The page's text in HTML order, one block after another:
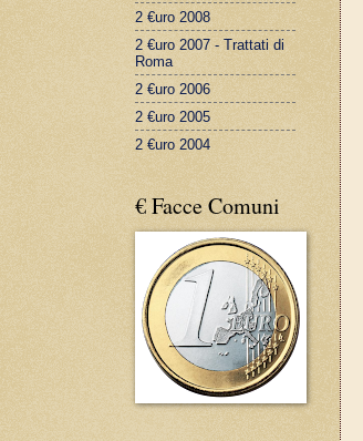
2 €uro 2008
2 €uro 2007 - Trattati di
Roma
2 €uro 2006
2 €uro 2005
2 €uro 2004
€ Facce Comuni